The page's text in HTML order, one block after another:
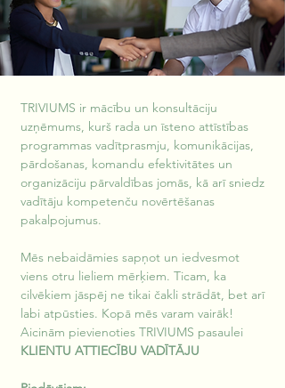
TRIVIUMS ir mācību un konsultāciju
uzņēmums, kurš rada un īsteno attīstības
programmas vadītprasmju, komunikācijas,
pārdošanas, komandu efektivitātes un
organizāciju pārvaldības jomās, kā arī sniedz
vadītāju kompetenču novērtēšanas
pakalpojumus.
Mēs nebaidāmies sapņot un iedvesmot
viens otru lieliem mērķiem. Ticam, ka
cilvēkiem jāspēj ne tikai čakli strādāt, bet arī
labi atpūsties. Kopā mēs varam vairāk!
Aicinām pievienoties TRIVIUMS pasaulei
KLIENTU ATTIECĪBU VADĪTĀJU